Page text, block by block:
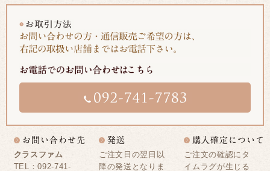
クラスファム
TEL：092-741-
ご注文日の翌日以
降の発送となりま
ご注文の確認にタ
イムラグが生じる